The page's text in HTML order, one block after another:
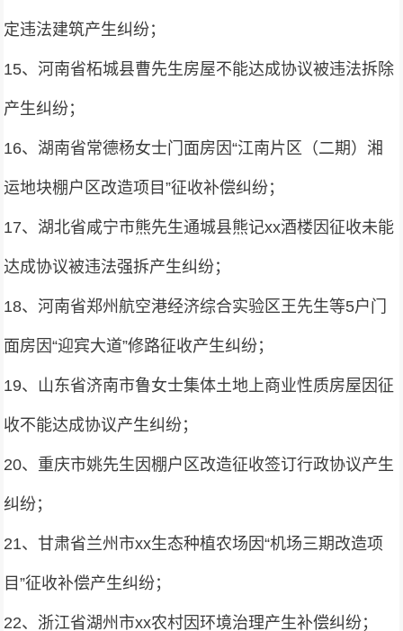
定违法建筑产生纠纷；
15、河南省柘城县曹先生房屋不能达成协议被违法拆除
产生纠纷；
16、湖南省常德杨女士门面房因“江南片区（二期）湘
运地块棚户区改造项目”征收补偿纠纷；
17、湖北省咸宁市熊先生通城县熊记xx酒楼因征收未能
达成协议被违法强拆产生纠纷；
18、河南省郑州航空港经济综合实验区王先生等5户门
面房因“迎宾大道”修路征收产生纠纷；
19、山东省济南市鲁女士集体土地上商业性质房屋因征
收不能达成协议产生纠纷；
20、重庆市姚先生因棚户区改造征收签订行政协议产生
纠纷；
21、甘肃省兰州市xx生态种植农场因“机场三期改造项
目”征收补偿产生纠纷；
22、浙江省湖州市xx农村因环境治理产生补偿纠纷；